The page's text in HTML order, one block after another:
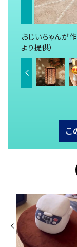
おじいちゃんが
より提供）
こ